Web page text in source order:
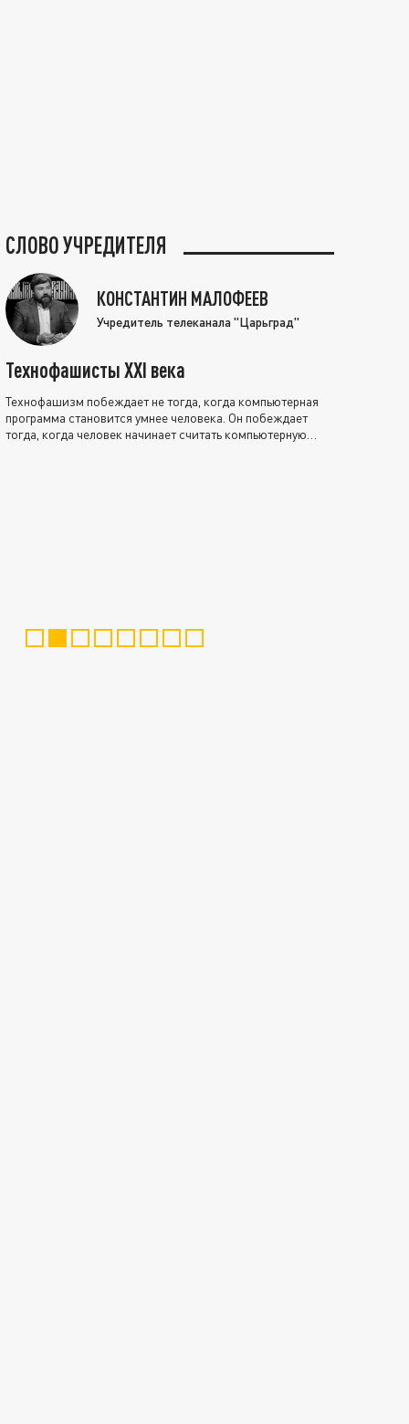
СЛОВО УЧРЕДИТЕЛЯ
КОНСТАНТИН МАЛОФЕЕВ
Учредитель телеканала "Царьград"
Технофашисты XXI века
Технофашизм побеждает не тогда, когда компьютерная
программа становится умнее человека. Он побеждает
тогда, когда человек начинает считать компьютерную